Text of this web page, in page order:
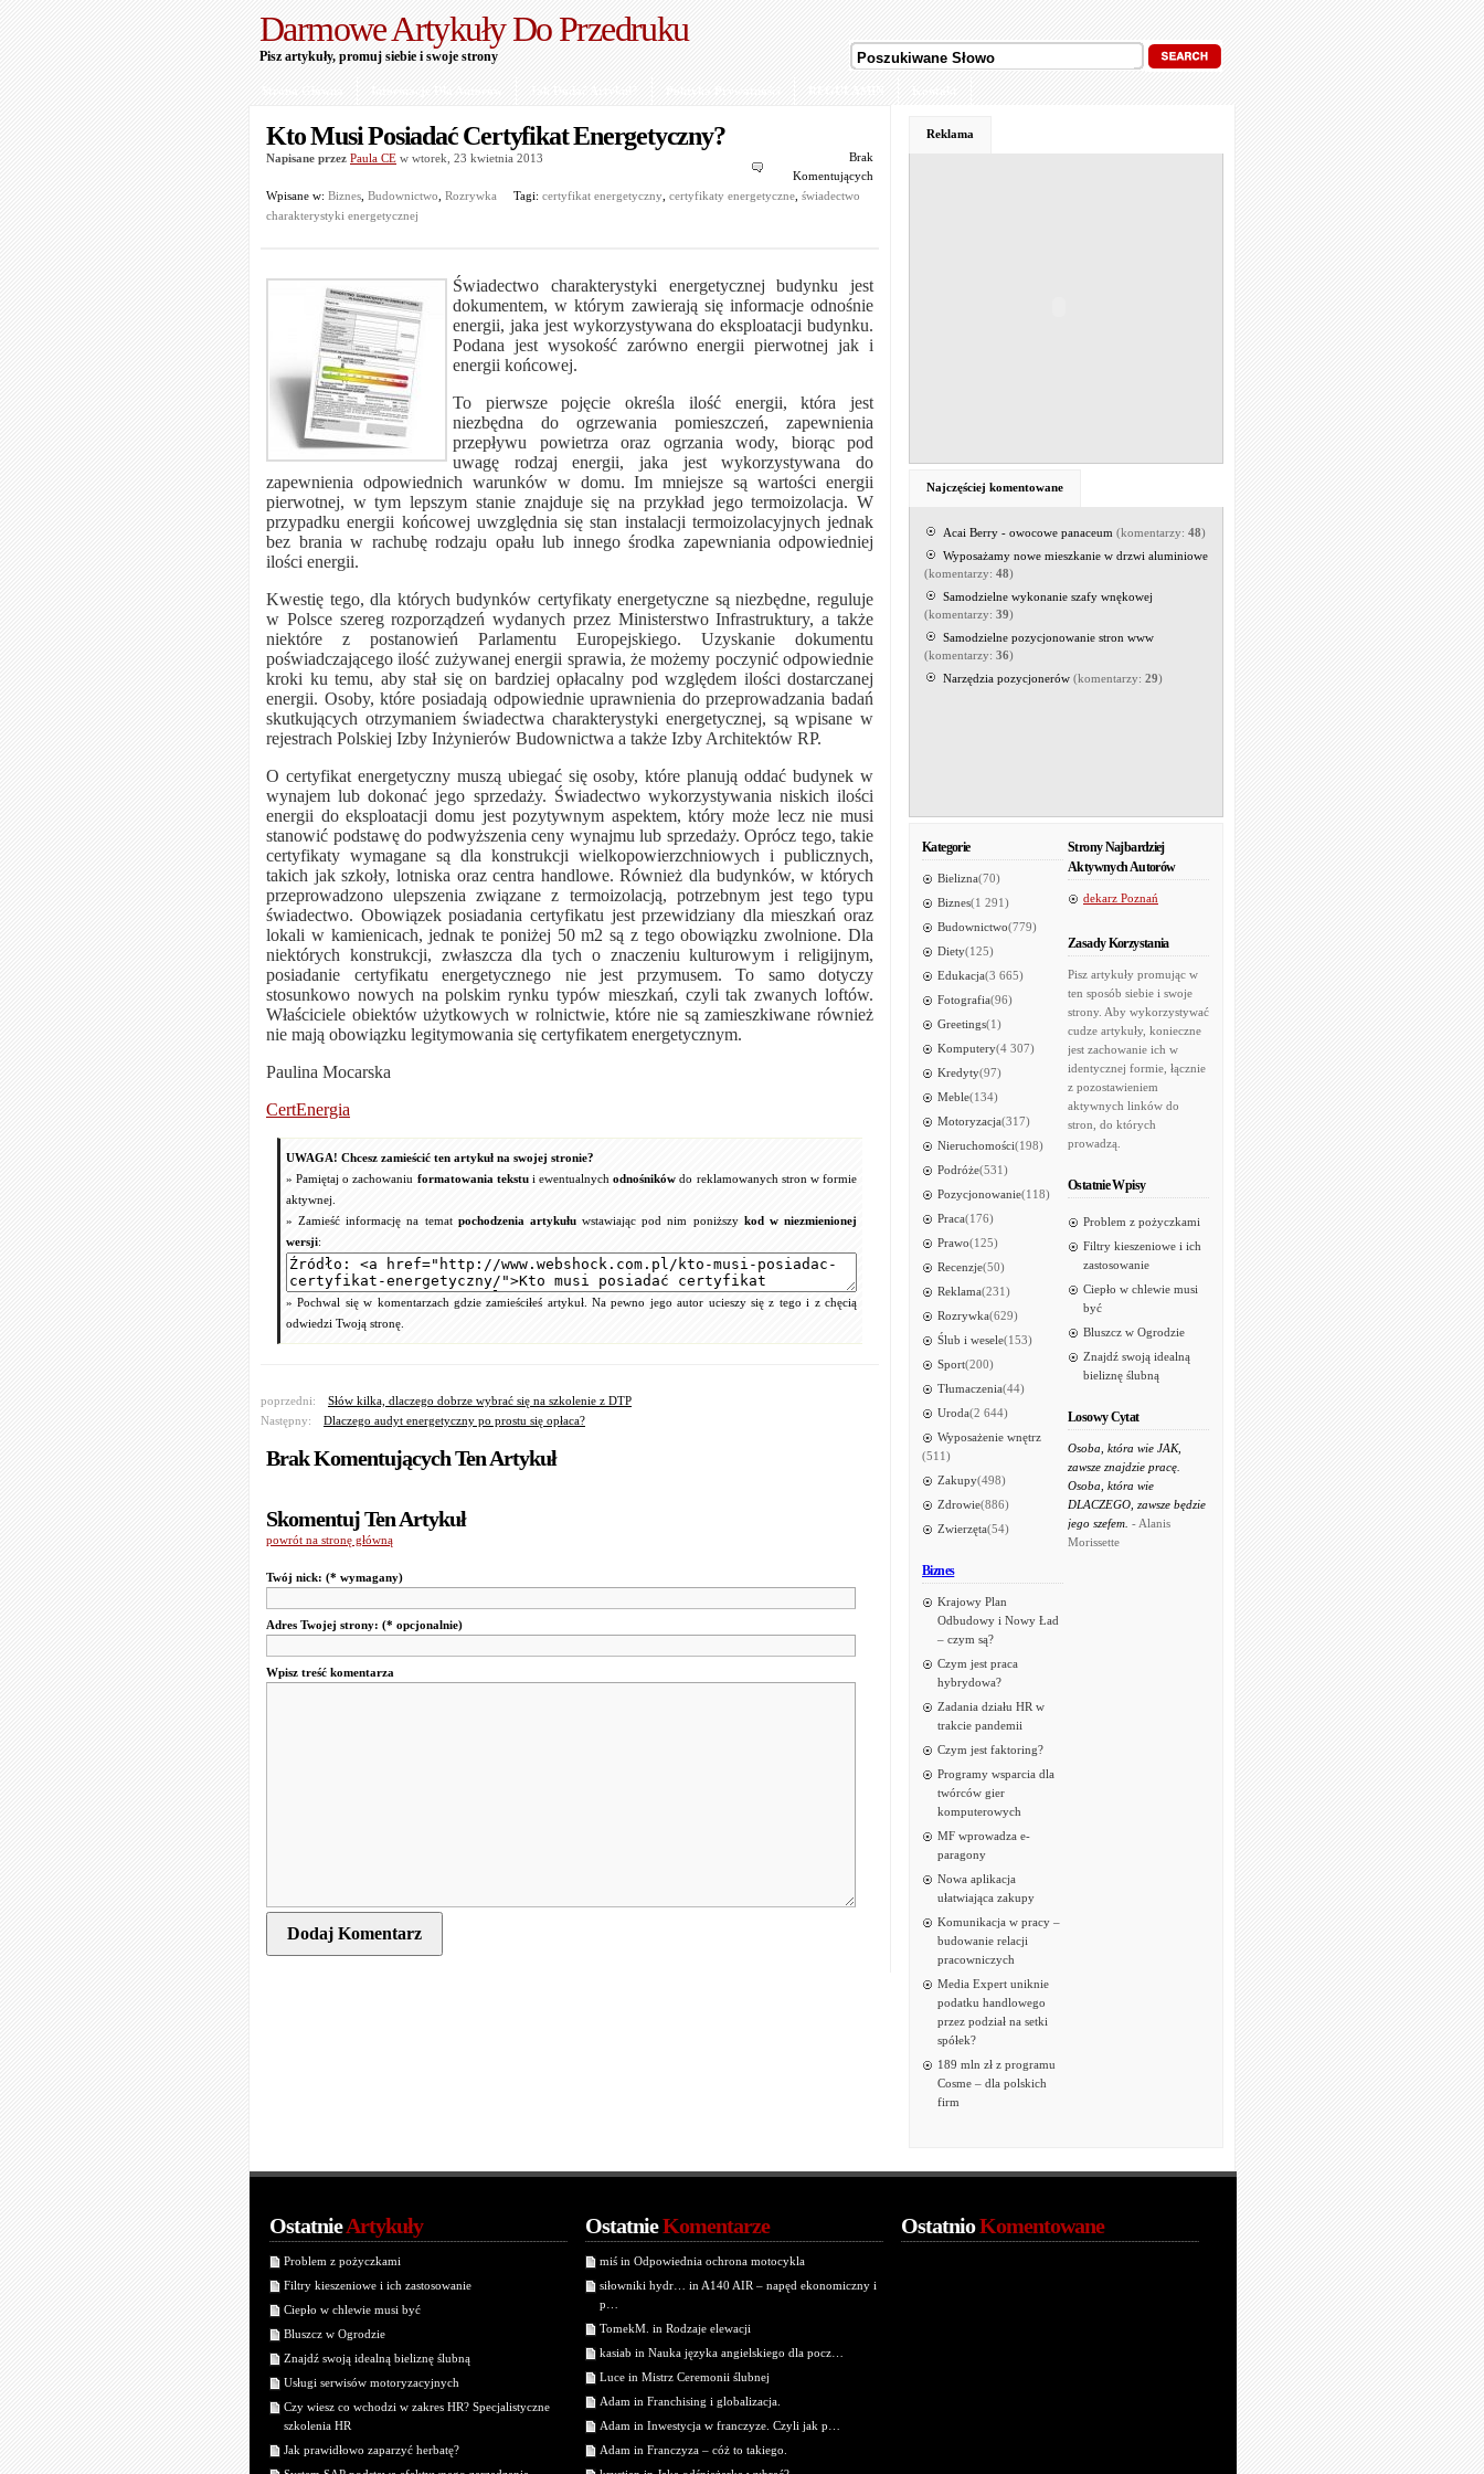
Darmowe Artykuły Do Przedruku
Pisz artykuły, promuj siebie i swoje strony
Kto Musi Posiadać Certyfikat Energetyczny?
Napisane przez Paula CE w wtorek, 23 kwietnia 2013
Brak
Komentujących
Wpisane w: Biznes Budownictwo Rozrywka Tagi: certyfikat energetyczny certyfikaty energetyczne świadectwo
charakterystyki energetycznej
Świadectwo charakterystyki energetycznej budynku jest
dokumentem, w którym zawierają się informacje odnośnie
energii, jaka jest wykorzystywana do eksploatacji budynku.
Podana jest wysokość zarówno energii pierwotnej jak i
energii końcowej.
To pierwsze pojęcie określa ilość energii, która jest
niezbędna do ogrzewania pomieszczeń, zapewnienia
przepływu powietrza oraz ogrzania wody, biorąc pod
uwagę rodzaj energii, jaka jest wykorzystywana do
zapewnienia odpowiednich warunków w domu. Im mniejsze są wartości energii
pierwotnej, w tym lepszym stanie znajduje się na przykład jego termoizolacja. W
przypadku energii końcowej uwzględnia się stan instalacji termoizolacyjnych jednak
bez brania w rachubę rodzaju opału lub innego środka zapewniania odpowiedniej
ilości energii.
Kwestię tego, dla których budynków certyfikaty energetyczne są niezbędne, reguluje
w Polsce szereg rozporządzeń wydanych przez Ministerstwo Infrastruktury, a także
niektóre z postanowień Parlamentu Europejskiego. Uzyskanie dokumentu
poświadczającego ilość zużywanej energii sprawia, że możemy poczynić odpowiednie
kroki ku temu, aby stał się on bardziej opłacalny pod względem ilości dostarczanej
energii. Osoby, które posiadają odpowiednie uprawnienia do przeprowadzania badań
skutkujących otrzymaniem świadectwa charakterystyki energetycznej, są wpisane w
rejestrach Polskiej Izby Inżynierów Budownictwa a także Izby Architektów RP.
O certyfikat energetyczny muszą ubiegać się osoby, które planują oddać budynek w
wynajem lub dokonać jego sprzedaży. Świadectwo wykorzystywania niskich ilości
energii do eksploatacji domu jest pozytywnym aspektem, który może lecz nie musi
stanowić podstawę do podwyższenia ceny wynajmu lub sprzedaży. Oprócz tego, takie
certyfikaty wymagane są dla konstrukcji wielkopowierzchniowych i publicznych,
takich jak szkoły, lotniska oraz centra handlowe. Również dla budynków, w których
przeprowadzono ulepszenia związane z termoizolacją, potrzebnym jest tego typu
świadectwo. Obowiązek posiadania certyfikatu jest przewidziany dla mieszkań oraz
lokali w kamienicach, jednak te poniżej 50 m2 są z tego obowiązku zwolnione. Dla
niektórych konstrukcji, zwłaszcza dla tych o znaczeniu kulturowym i religijnym,
posiadanie certyfikatu energetycznego nie jest przymusem. To samo dotyczy
stosunkowo nowych na polskim rynku typów mieszkań, czyli tak zwanych loftów.
Właściciele obiektów użytkowych w rolnictwie, które nie są zamieszkiwane również
nie mają obowiązku legitymowania się certyfikatem energetycznym.
Paulina Mocarska
CertEnergia
UWAGA! Chcesz zamieścić ten artykuł na swojej stronie?
» Pamiętaj o zachowaniu formatowania tekstui ewentualnychodnośników do reklamowanych stron w formie
aktywnej.
» Zamieść informację na temat pochodzenia artykułuwstawiając pod nim poniższy kod w niezmienionej
wersji:
» Pochwal się w komentarzach gdzie zamieściłeś artykuł. Na pewno jego autor ucieszy się z tego i z chęcią
odwiedzi Twoją stronę.
poprzedni:
Słów kilka, dlaczego dobrze wybrać się na szkolenie z DTP
Następny:
Dlaczego audyt energetyczny po prostu się opłaca?
Brak Komentujących Ten Artykuł
Skomentuj Ten Artykuł
powrót na stronę główną
Twój nick: (* wymagany)
Adres Twojej strony: (* opcjonalnie)
Wpisz treść komentarza
Reklama
Najczęściej komentowane
Acai Berry - owocowe panaceum (komentarzy: 48)
Wyposażamy nowe mieszkanie w drzwi aluminiowe
(komentarzy: 48)
Samodzielne wykonanie szafy wnękowej
(komentarzy: 39)
Samodzielne pozycjonowanie stron www
(komentarzy: 36)
Narzędzia pozycjonerów (komentarzy: 29)
Kategorie
Bielizna(70)
Biznes(1 291)
Budownictwo(779)
Diety(125)
Edukacja(3 665)
Fotografia(96)
Greetings(1)
Komputery(4 307)
Kredyty(97)
Meble(134)
Motoryzacja(317)
Nieruchomości(198)
Podróże(531)
Pozycjonowanie(118)
Praca(176)
Prawo(125)
Recenzje(50)
Reklama(231)
Rozrywka(629)
Ślub i wesele(153)
Sport(200)
Tłumaczenia(44)
Uroda(2 644)
Wyposażenie wnętrz
(511)
Zakupy(498)
Zdrowie(886)
Zwierzęta(54)
Biznes
Krajowy Plan
Odbudowy i Nowy Ład
– czym są?
Czym jest praca
hybrydowa?
Zadania działu HR w
trakcie pandemii
Czym jest faktoring?
Programy wsparcia dla
twórców gier
komputerowych
MF wprowadza e-
paragony
Nowa aplikacja
ułatwiająca zakupy
Komunikacja w pracy –
budowanie relacji
pracowniczych
Media Expert uniknie
podatku handlowego
przez podział na setki
spółek?
189 mln zł z programu
Cosme – dla polskich
firm
Strony Najbardziej
Aktywnych Autorów
dekarz Poznań
Zasady Korzystania
Pisz artykuły promując w
ten sposób siebie i swoje
strony. Aby wykorzystywać
cudze artykuły, konieczne
jest zachowanie ich w
identycznej formie, łącznie
z pozostawieniem
aktywnych linków do
stron, do których
prowadzą.
Ostatnie Wpisy
Problem z pożyczkami
Filtry kieszeniowe i ich
zastosowanie
Ciepło w chlewie musi
być
Bluszcz w Ogrodzie
Znajdź swoją idealną
bieliznę ślubną
Losowy Cytat
Osoba, która wie JAK,
zawsze znajdzie pracę.
Osoba, która wie
DLACZEGO, zawsze będzie
jego szefem. - Alanis
Morissette
OstatnieArtykuły
Problem z pożyczkami
Filtry kieszeniowe i ich zastosowanie
Ciepło w chlewie musi być
Bluszcz w Ogrodzie
Znajdź swoją idealną bieliznę ślubną
Usługi serwisów motoryzacyjnych
Czy wiesz co wchodzi w zakres HR? Specjalistyczne
szkolenia HR
Jak prawidłowo zaparzyć herbatę?
OstatnieKomentarze
miś in Odpowiednia ochrona motocykla
siłowniki hydr… in A140 AIR – napęd ekonomiczny i
p…
TomekM. in Rodzaje elewacji
kasiab in Nauka języka angielskiego dla pocz…
Luce in Mistrz Ceremonii ślubnej
Adam in Franchising i globalizacja.
Adam in Inwestycja w franczyze. Czyli jak p…
Adam in Franczyza – cóż to takiego.
OstatnioKomentowane